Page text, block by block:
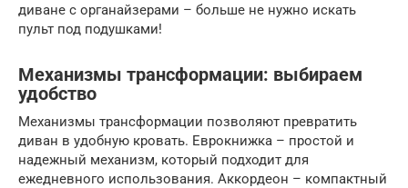
диване с органайзерами – больше не нужно искать
пульт под подушками!
Механизмы трансформации: выбираем
удобство
Механизмы трансформации позволяют превратить
диван в удобную кровать. Еврокнижка – простой и
надежный механизм, который подходит для
ежедневного использования. Аккордеон – компактный